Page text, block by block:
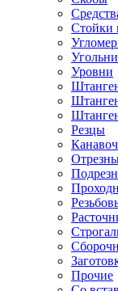
Стойки
Уровни
Резцы
Прочие